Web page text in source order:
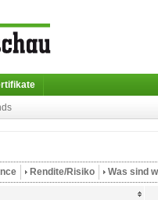
Rendite/Risiko
Was sind